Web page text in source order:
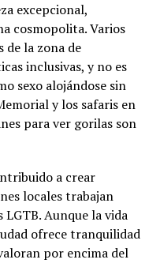
excepcional,
cosmopolita. Varios
la zona de
inclusivas, y no es
sexo alojándose sin
y los safaris en
para ver gorilas son
a crear
locales trabajan
Aunque la vida
ofrece tranquilidad
por encima del